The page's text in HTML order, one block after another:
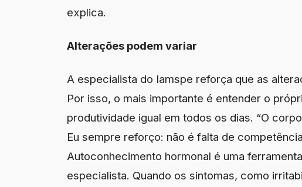
explica.
Alterações podem variar
A especialista do Iamspe reforça que as
Por isso, o mais importante é entender o
produtividade igual em todos os dias. “O
Eu sempre reforço: não é falta de
Autoconhecimento hormonal é uma
especialista. Quando os sintomas, como